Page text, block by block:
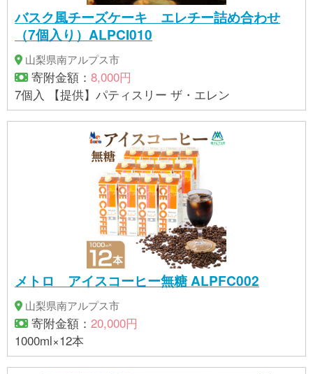
バスク風チーズケーキ エレチー詰め合わせ
（7個入り）ALPCI010
山梨県南アルプス市
寄附金額： 8,000円
7個入 【提供】パティスリー ザ・エレン
メトロ アイスコーヒー無糖 ALPFC002
山梨県南アルプス市
寄附金額： 20,000円
1000ml×12本